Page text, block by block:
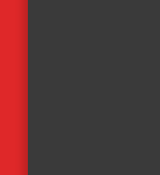
الشباب